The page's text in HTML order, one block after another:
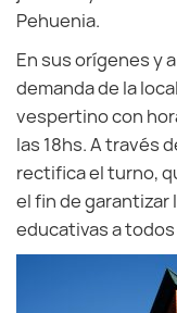
Pehuenia.
En sus orígenes y
demanda de la
vespertino con
las 18hs. A través
rectifica el turno,
el fin de garantizar
educativas a